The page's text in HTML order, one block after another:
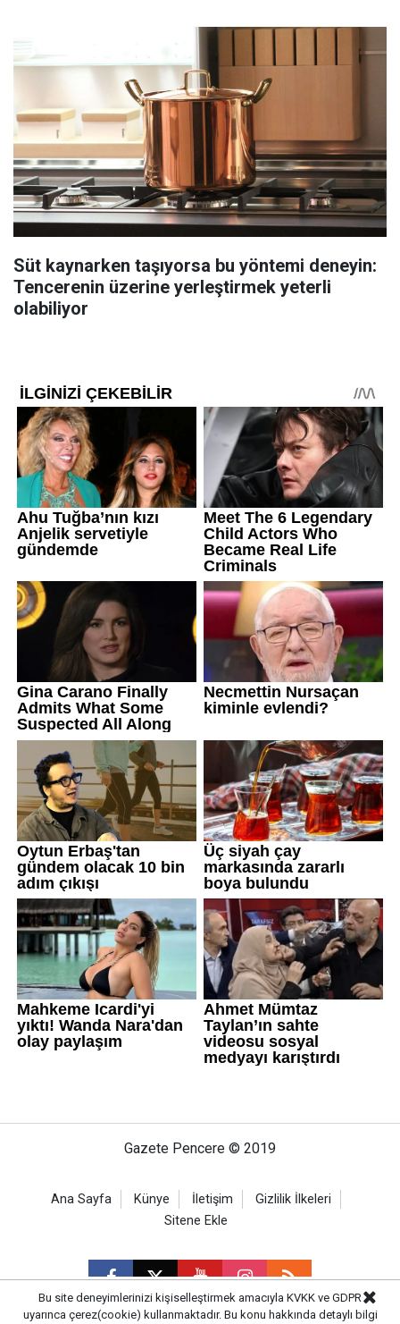
Süt kaynarken taşıyorsa bu yöntemi deneyin:
Tencerenin üzerine yerleştirmek yeterli
olabiliyor
Gazete Pencere © 2019
Ana Sayfa Künye İletişim
Gizlilik İlkeleri
Sitene Ekle
Bu site deneyimlerinizi kişiselleştirmek amacıyla KVKK ve GDPR
uyarınca çerez(cookie) kullanmaktadır. Bu konu hakkında detaylı bilgi